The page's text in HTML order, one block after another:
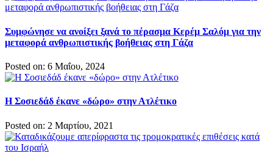
Συμφώνησε να ανοίξει ξανά το πέρασμα Κερέμ Σαλόμ για την
μεταφορά ανθρωπιστικής βοήθειας στη Γάζα
Posted on: 6 Μαΐου, 2024
Η Σοσιεδάδ έκανε «δώρο» στην Ατλέτικο
Posted on: 2 Μαρτίου, 2021